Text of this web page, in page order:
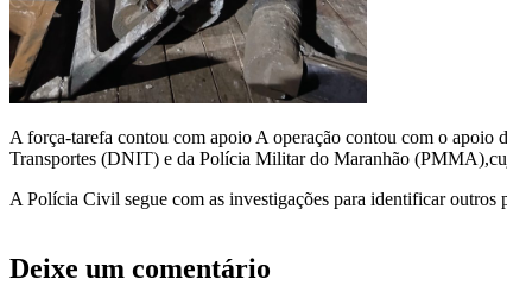
A força-tarefa contou com apoio A operação contou com o
Transportes (DNIT) e da Polícia Militar do Maranhão
A Polícia Civil segue com as investigações para identificar outros
Deixe um comentário